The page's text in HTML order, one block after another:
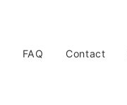
FAQ Contact